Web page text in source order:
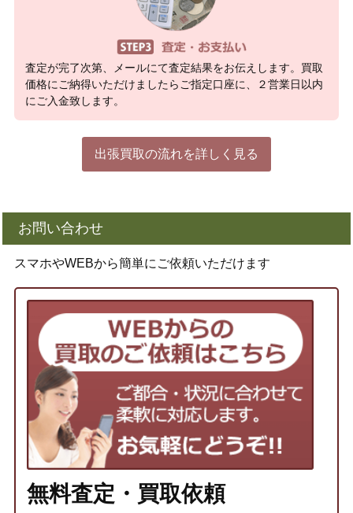
査定が完了次第、メールにて査定結果をお伝えします。買取
価格にご納得いただけましたらご指定口座に、２営業日以内
にご入金致します。
出張買取の流れを詳しく見る
お問い合わせ
スマホやWEBから簡単にご依頼いただけます
無料査定・買取依頼